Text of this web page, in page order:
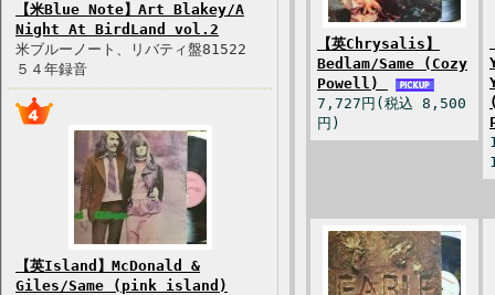
【米Blue Note】Art Blakey/A
Night At BirdLand vol.2
米ブルーノート、リバティ盤81522
５４年録音
【英Island】McDonald &
Giles/Same (pink island)
【英Chrysalis】
Bedlam/Same (Cozy
Powell)
7,727円(税込 8,500
円)